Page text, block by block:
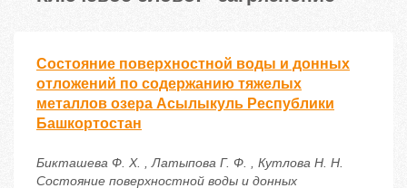
Состояние поверхностной воды и донных
отложений по содержанию тяжелых
металлов озера Асылыкуль Республики
Башкортостан
Бикташева Ф. Х. , Латыпова Г. Ф. , Кутлова Н. Н.
Состояние поверхностной воды и донных